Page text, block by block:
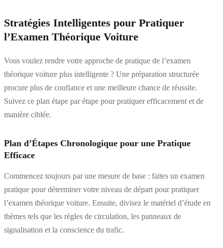
Stratégies Intelligentes pour Pratiquer
l’Examen Théorique Voiture
Vous voulez rendre votre approche de pratique de l’examen
théorique voiture plus intelligente ? Une préparation structurée
procure plus de confiance et une meilleure chance de réussite.
Suivez ce plan étape par étape pour pratiquer efficacement et de
manière ciblée.
Plan d’Étapes Chronologique pour une Pratique
Efficace
Commencez toujours par une mesure de base : faites un examen
pratique pour déterminer votre niveau de départ pour pratiquer
l’examen théorique voiture. Ensuite, divisez le matériel d’étude en
thèmes tels que les règles de circulation, les panneaux de
signalisation et la conscience du trafic.